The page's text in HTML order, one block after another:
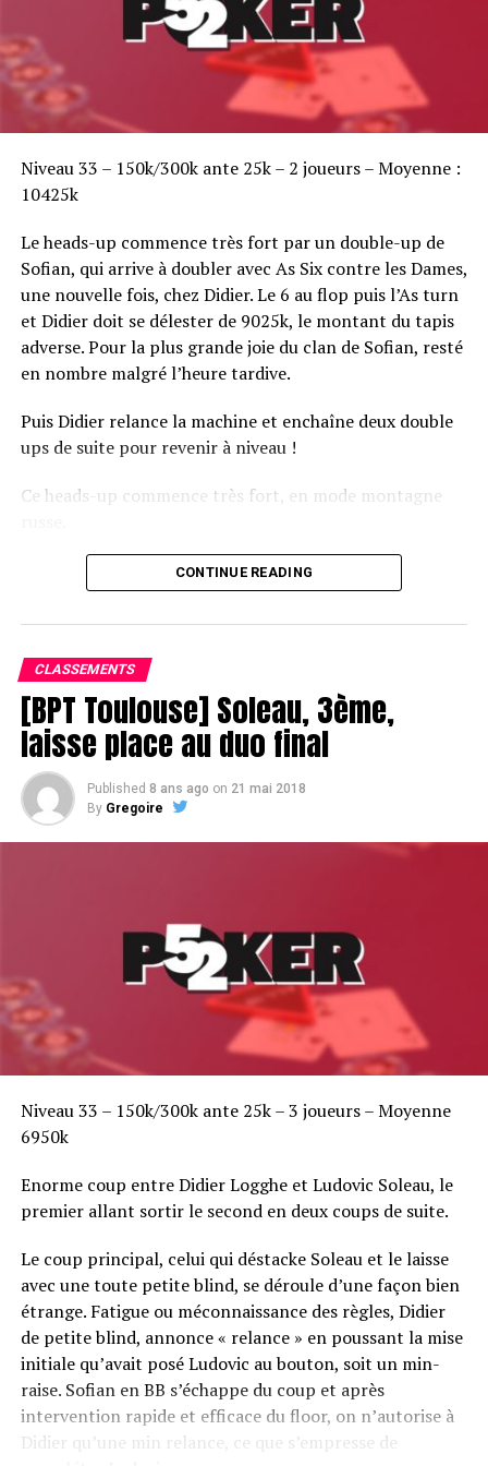
Niveau 33 – 150k/300k ante 25k – 2 joueurs – Moyenne :
10425k
Le heads-up commence très fort par un double-up de
Sofian, qui arrive à doubler avec As Six contre les Dames,
une nouvelle fois, chez Didier. Le 6 au flop puis l’As turn
et Didier doit se délester de 9025k, le montant du tapis
adverse. Pour la plus grande joie du clan de Sofian, resté
en nombre malgré l’heure tardive.
Puis Didier relance la machine et enchaîne deux double
ups de suite pour revenir à niveau !
Ce heads-up commence très fort, en mode montagne
Le champagne va réchauffer si les deux finalistes ne se décident pas !
CONTINUE READING
CLASSEMENTS
[BPT Toulouse] Soleau, 3ème,
laisse place au duo final
Published 8 ans ago on 21 mai 2018
By Gregoire
Niveau 33 – 150k/300k ante 25k – 3 joueurs – Moyenne
6950k
Enorme coup entre Didier Logghe et Ludovic Soleau, le
premier allant sortir le second en deux coups de suite.
Le coup principal, celui qui déstacke Soleau et le laisse
avec une toute petite blind, se déroule d’une façon bien
étrange. Fatigue ou méconnaissance des règles, Didier
de petite blind, annonce « relance » en poussant la mise
initiale qu’avait posé Ludovic au bouton, soit un min-
raise. Sofian en BB s’échappe du coup et après
intervention rapide et efficace du floor, on n’autorise à
Didier qu’une min relance, ce que s’empresse de